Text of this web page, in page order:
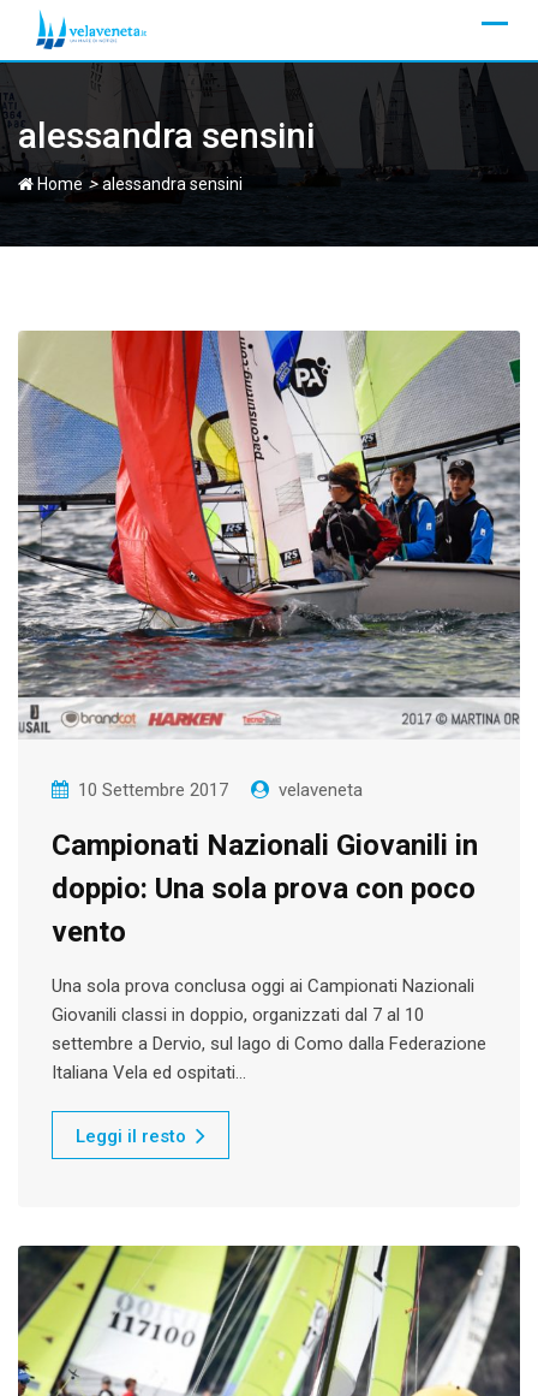
alessandra sensini
Home >alessandra sensini
10 Settembre 2017 velaveneta
Campionati Nazionali Giovanili in
doppio: Una sola prova con poco
vento
Una sola prova conclusa oggi ai Campionati Nazionali
Giovanili classi in doppio, organizzati dal 7 al 10
settembre a Dervio, sul lago di Como dalla Federazione
Italiana Vela ed ospitati…
Leggi il resto